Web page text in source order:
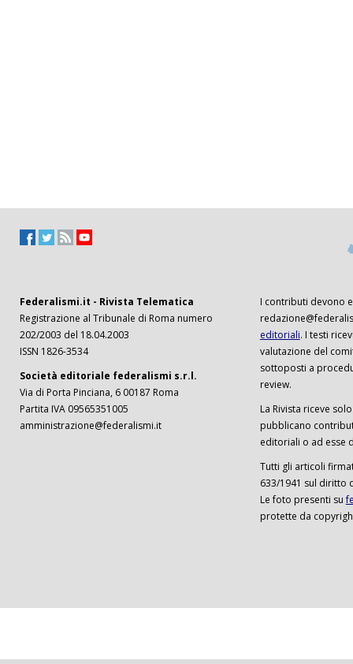
Federalismi.it - Rivista Telematica
Registrazione al Tribunale di Roma numero
202/2003 del 18.04.2003
ISSN 1826-3534
Società editoriale federalismi s.r.l.
Via di Porta Pinciana, 6 00187 Roma
Partita IVA 09565351005
amministrazione@federalismi.it
I contributi devono
editoriali. I testi
valutazione del
sottoposti a
review.
La Rivista riceve
pubblicano
editoriali o ad esse
Tutti gli articoli
633/1941 sul diritto
Le foto presenti su
protette da